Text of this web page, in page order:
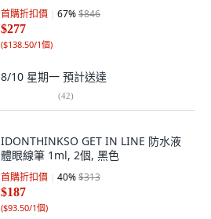
首購折扣價 67%$846
$277
($138.50/1個)
8/10 星期一 預計送達
(42)
IDONTHINKSO GET IN LINE 防水液
體眼線筆 1ml, 2個, 黑色
首購折扣價 40%$313
$187
($93.50/1個)